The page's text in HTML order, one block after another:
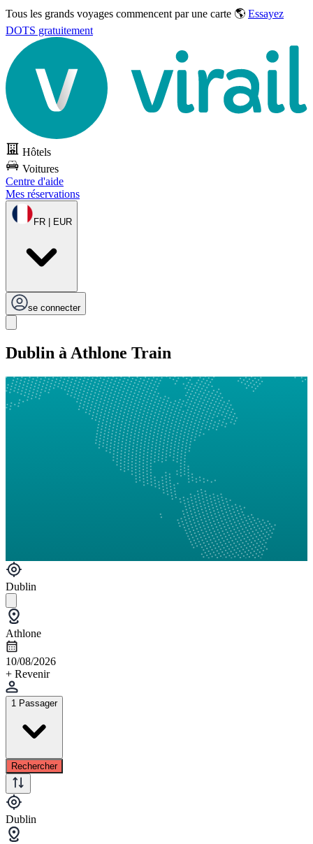
Tous les grands voyages commencent par une carte 🌎 Essayez
DOTS gratuitement
Hôtels
Voitures
Centre d'aide
Mes réservations
FR | EUR
se connecter
Dublin à Athlone Train
Dublin
Athlone
10/08/2026
+ Revenir
1 Passager
Rechercher
Dublin